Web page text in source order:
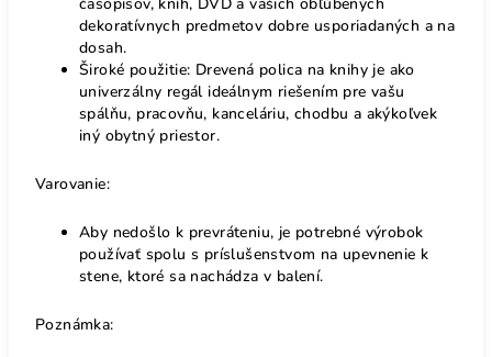
dekoratívnych predmetov dobre usporiadaných a na
dosah.
Široké použitie: Drevená polica na knihy je ako
univerzálny regál ideálnym riešením pre vašu
spálňu, pracovňu, kanceláriu, chodbu a akýkoľvek
iný obytný priestor.
Varovanie:
Aby nedošlo k prevráteniu, je potrebné výrobok
používať spolu s príslušenstvom na upevnenie k
stene, ktoré sa nachádza v balení.
Poznámka: